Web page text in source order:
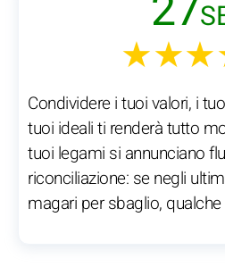
Condividere i tuoi valori, i
tuoi ideali ti renderà tutto
tuoi legami si annunciano
riconciliazione: se negli
magari per sbaglio,